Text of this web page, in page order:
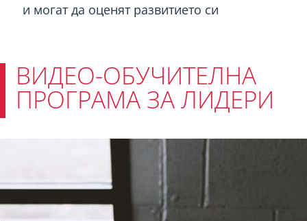
и могат да оценят развитието си
ВИДЕО-ОБУЧИТЕЛНА
ПРОГРАМА ЗА ЛИДЕРИ